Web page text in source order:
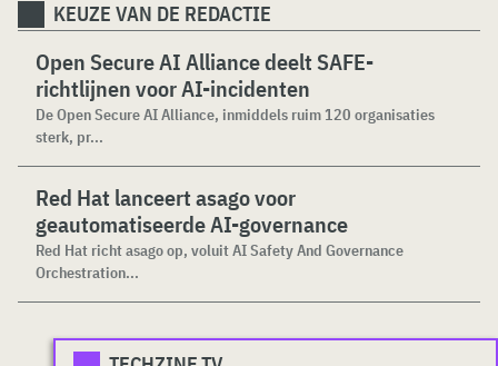
KEUZE VAN DE REDACTIE
Open Secure AI Alliance deelt SAFE-
richtlijnen voor AI-incidenten
De Open Secure AI Alliance, inmiddels ruim 120 organisaties
sterk, pr...
Red Hat lanceert asago voor
geautomatiseerde AI-governance
Red Hat richt asago op, voluit AI Safety And Governance
Orchestration...